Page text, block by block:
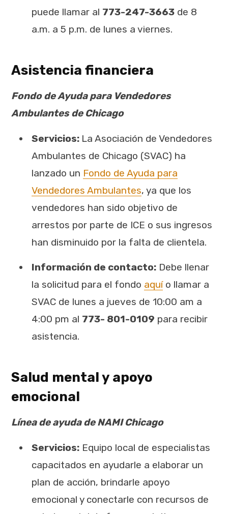
puede llamar al 773-247-3663 de 8
a.m. a 5 p.m. de lunes a viernes.
Asistencia financiera
Fondo de Ayuda para Vendedores
Ambulantes de Chicago
Servicios: La Asociación de Vendedores
Ambulantes de Chicago (SVAC) ha
lanzado un Fondo de Ayuda para
Vendedores Ambulantes, ya que los
vendedores han sido objetivo de
arrestos por parte de ICE o sus ingresos
han disminuido por la falta de clientela.
Información de contacto: Debe llenar
la solicitud para el fondo aquío llamar a
SVAC de lunes a jueves de 10:00 am a
4:00 pm al 773- 801-0109 para recibir
asistencia.
Salud mental y apoyo
emocional
Línea de ayuda de NAMI Chicago
Servicios: Equipo local de especialistas
capacitados en ayudarle a elaborar un
plan de acción, brindarle apoyo
emocional y conectarle con recursos de